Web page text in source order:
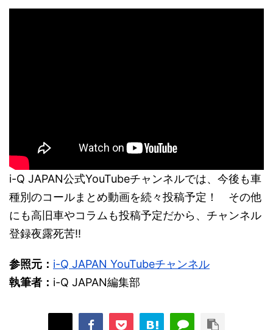
i-Q JAPAN公式YouTubeチャンネルでは、今後も車
種別のコールまとめ動画を続々投稿予定！ その他
にも高旧車やコラムも投稿予定だから、チャンネル
登録夜露死苦!!
参照元： i-Q JAPAN YouTubeチャンネル
執筆者： i-Q JAPAN編集部